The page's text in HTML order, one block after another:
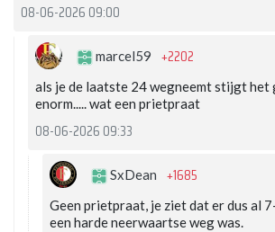
08-06-2026 09:00
marcel59 +2202
als je de laatste 24 wegneemt stijgt het
enorm..... wat een prietpraat
08-06-2026 09:33
SxDean +1685
Geen prietpraat, je ziet dat er dus al
een harde neerwaartse weg was.